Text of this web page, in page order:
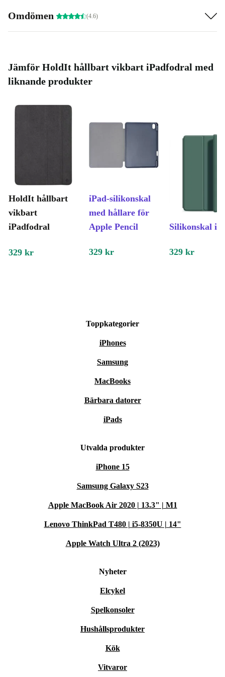
Omdömen (4.6)
Jämför HoldIt hållbart vikbart iPadfodral med
liknande produkter
HoldIt hållbart
vikbart
iPadfodral
iPad-silikonskal
med hållare för
Apple Pencil
Silikonskal
329 kr 329 kr 329 kr
Toppkategorier
iPhones
Samsung
MacBooks
Bärbara datorer
iPads
Utvalda produkter
iPhone 15
Samsung Galaxy S23
Apple MacBook Air 2020 | 13.3" | M1
Lenovo ThinkPad T480 | i5-8350U | 14"
Apple Watch Ultra 2 (2023)
Nyheter
Elcykel
Spelkonsoler
Hushållsprodukter
Kök
Vitvaror